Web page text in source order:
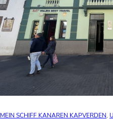
MEIN SCHIFF KANAREN KAPVERDEN,